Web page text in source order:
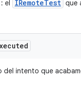
: el IRemoteTest que
del intento que